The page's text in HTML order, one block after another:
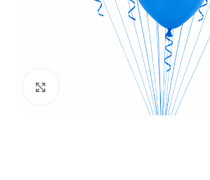
Klick zum Vergrößern